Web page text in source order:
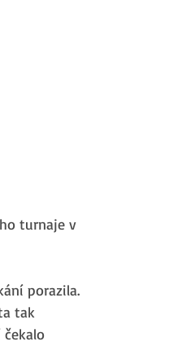
turnaje v
porazila.
tak
čekalo